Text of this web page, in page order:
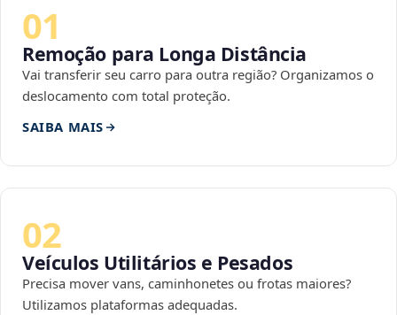
01
Remoção para Longa Distância
Vai transferir seu carro para outra região? Organizamos o
deslocamento com total proteção.
SAIBA MAIS
02
Veículos Utilitários e Pesados
Precisa mover vans, caminhonetes ou frotas maiores?
Utilizamos plataformas adequadas.